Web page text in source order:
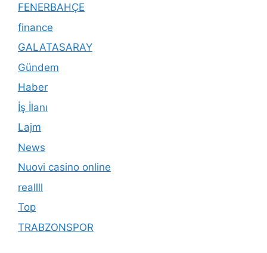
FENERBAHÇE
finance
GALATASARAY
Gündem
Haber
İş İlanı
Lajm
News
Nuovi casino online
reallll
Top
TRABZONSPOR